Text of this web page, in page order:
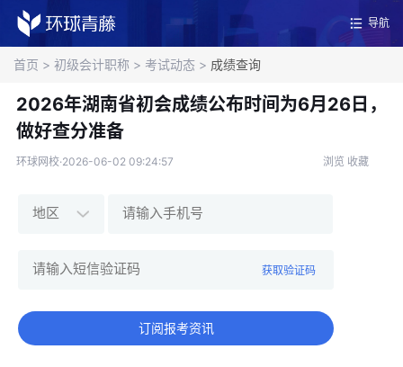
导航
首页 > 初级会计职称 > 考试动态 > 成绩查询
2026年湖南省初会成绩公布时间为6月26日，
做好查分准备
环球网校·2026-06-02 09:24:57 浏览 收藏
获取验证码
订阅报考资讯